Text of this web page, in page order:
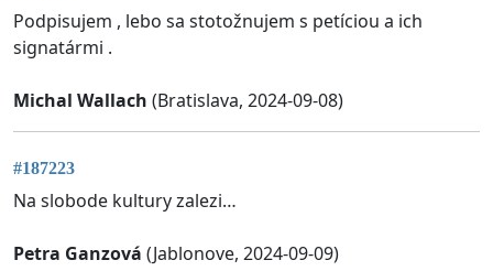
Podpisujem , lebo sa stotožnujem s petíciou a ich
signatármi .
Michal Wallach (Bratislava, 2024-09-08)
#187223
Na slobode kultury zalezi…
Petra Ganzová (Jablonove, 2024-09-09)